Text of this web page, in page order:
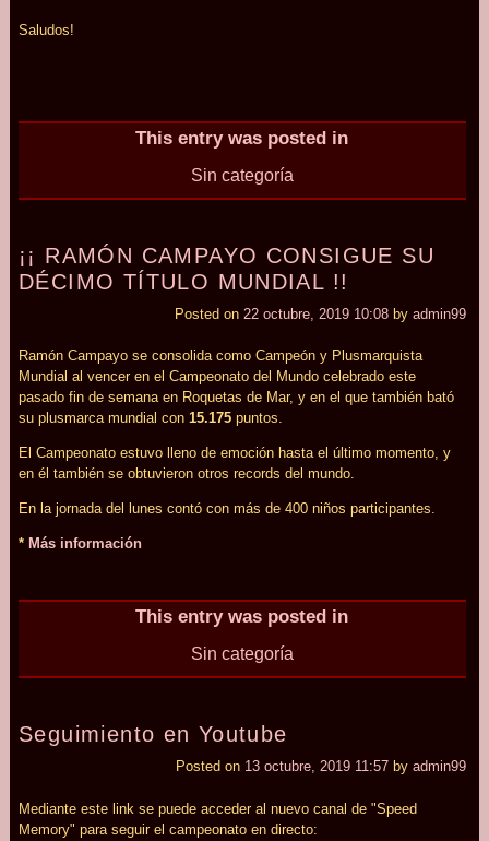
Saludos!
This entry was posted in
Sin categoría
¡¡ RAMÓN CAMPAYO CONSIGUE SU
DÉCIMO TÍTULO MUNDIAL !!
Posted on 22 octubre, 2019 10:08 by admin99
Ramón Campayo se consolida como Campeón y Plusmarquista
Mundial al vencer en el Campeonato del Mundo celebrado este
pasado fin de semana en Roquetas de Mar, y en el que también bató
su plusmarca mundial con 15.175puntos.
El Campeonato estuvo lleno de emoción hasta el último momento, y
en él también se obtuvieron otros records del mundo.
En la jornada del lunes contó con más de 400 niños participantes.
* Más información
This entry was posted in
Sin categoría
Seguimiento en Youtube
Posted on 13 octubre, 2019 11:57 by admin99
Mediante este link se puede acceder al nuevo canal de "Speed
Memory" para seguir el campeonato en directo: